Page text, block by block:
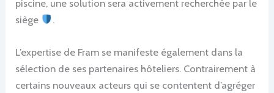
piscine, une solution sera activement recherchée par le
siège
.
L’expertise de Fram se manifeste également dans la
sélection de ses partenaires hôteliers. Contrairement à
certains nouveaux acteurs qui se contentent d’agréger